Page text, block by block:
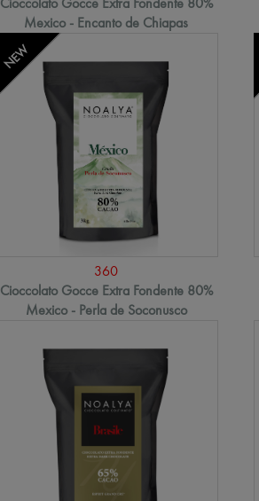
Mexico - Encanto de Chiapas
NEW
360
Cioccolato Gocce Extra Fondente 80%
Mexico - Perla de Soconusco